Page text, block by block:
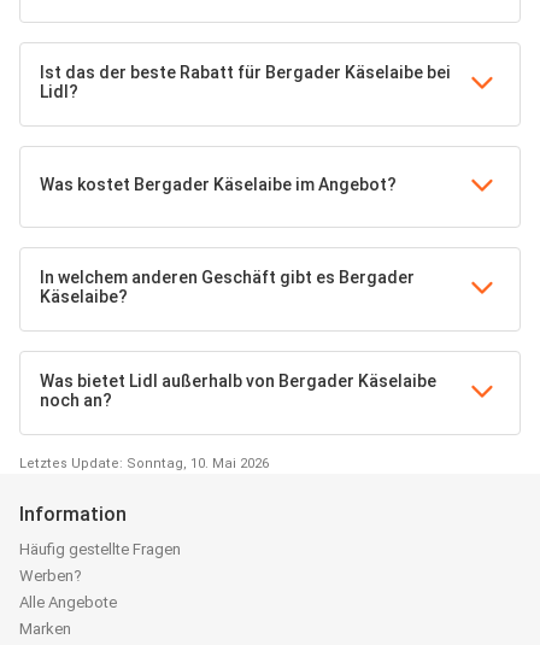
Ist das der beste Rabatt für Bergader Käselaibe bei
Lidl?
Was kostet Bergader Käselaibe im Angebot?
In welchem anderen Geschäft gibt es Bergader
Käselaibe?
Was bietet Lidl außerhalb von Bergader Käselaibe
noch an?
Letztes Update: Sonntag, 10. Mai 2026
Information
Häufig gestellte Fragen
Werben?
Alle Angebote
Marken